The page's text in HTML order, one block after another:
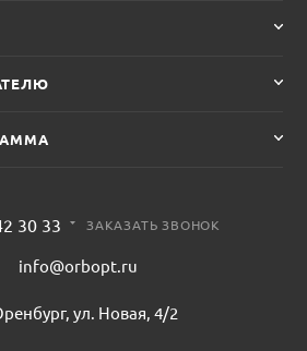
30 33 ЗАКАЗАТЬ ЗВОНОК
info@orbopt.ru
ул. Новая, 4/2